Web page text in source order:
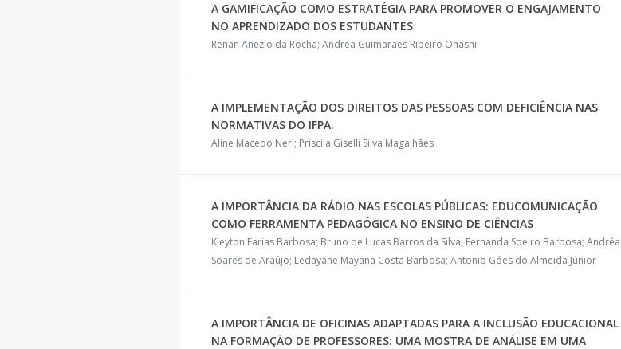
A GAMIFICAÇÃO COMO ESTRATÉGIA PARA PROMOVER O ENGAJAMENTO
NO APRENDIZADO DOS ESTUDANTES
Renan Anezio da Rocha; Andrea Guimarães Ribeiro Ohashi
A IMPLEMENTAÇÃO DOS DIREITOS DAS PESSOAS COM DEFICIÊNCIA NAS
NORMATIVAS DO IFPA.
Aline Macedo Neri; Priscila Giselli Silva Magalhães
A IMPORTÂNCIA DA RÁDIO NAS ESCOLAS PÚBLICAS: EDUCOMUNICAÇÃO
COMO FERRAMENTA PEDAGÓGICA NO ENSINO DE CIÊNCIAS
Kleyton Farias Barbosa; Bruno de Lucas Barros da Silva; Fernanda Soeiro Barbosa; Andréa
Soares de Araújo; Ledayane Mayana Costa Barbosa; Antonio Góes do Almeida Júnior
A IMPORTÂNCIA DE OFICINAS ADAPTADAS PARA A INCLUSÃO EDUCACIONAL
NA FORMAÇÃO DE PROFESSORES: UMA MOSTRA DE ANÁLISE EM UMA